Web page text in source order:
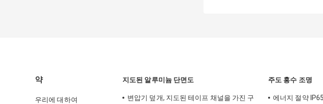
약
우리에 대하여
지도된 알루미늄 단면도
변압기 덮개, 지도된 테이프 채널을 가진 구
주도 홍수 조명
에너지 절약